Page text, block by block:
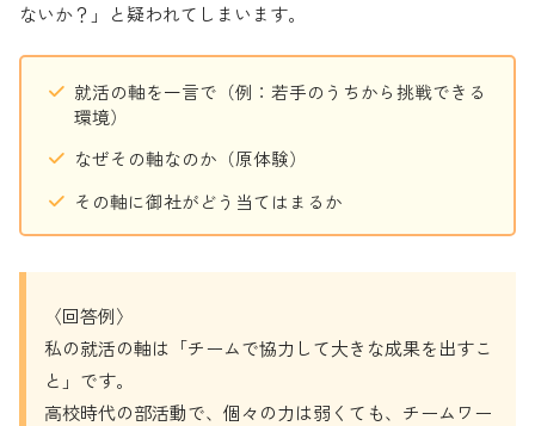
ないか？」と疑われてしまいます。
就活の軸を一言で（例：若手のうちから挑戦できる
環境）
なぜその軸なのか（原体験）
その軸に御社がどう当てはまるか
〈回答例〉
私の就活の軸は「チームで協力して大きな成果を出すこ
と」です。
高校時代の部活動で、個々の力は弱くても、チームワー